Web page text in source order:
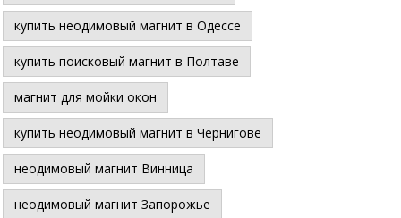
купить неодимовый магнит в Одессе
купить поисковый магнит в Полтаве
магнит для мойки окон
купить неодимовый магнит в Чернигове
неодимовый магнит Винница
неодимовый магнит Запорожье